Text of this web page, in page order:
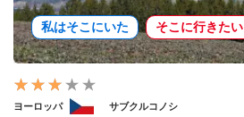
私はそこにいた そこに行きたい
ヨーロッパ サブクルコノシ